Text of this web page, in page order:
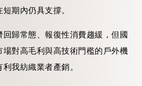
期內仍具支撐。
回歸常態、報復性消費趨緩，但國
場對高毛利與高技術門檻的戶外機
我紡織業者產銷。